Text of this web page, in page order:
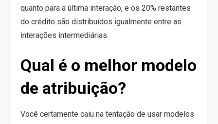
quanto para a última interação, e os 20% restantes
do crédito são distribuídos igualmente entre as
interações intermediárias.
Qual é o melhor modelo
de atribuição?
Você certamente caiu na tentação de usar modelos